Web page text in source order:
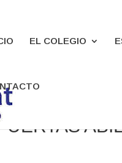
EL COLEGIO